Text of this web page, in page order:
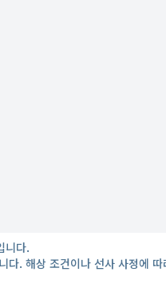
니다.
다. 해상 조건이나 선사 사정에